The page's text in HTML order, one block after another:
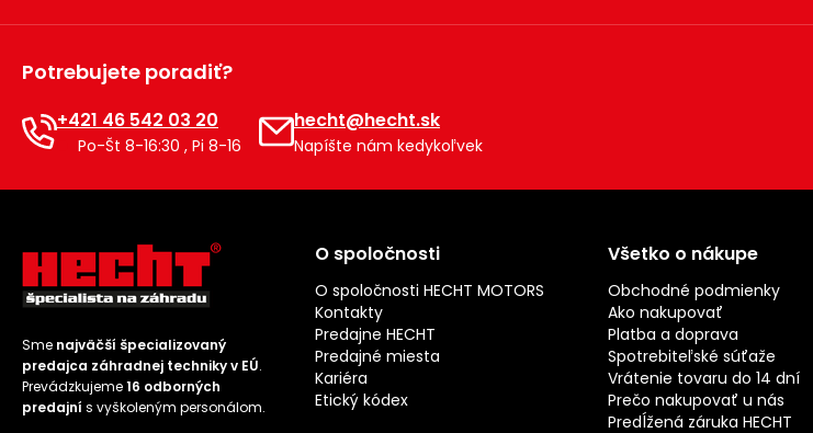
Potrebujete poradiť?
+421 46 542 03 20
Po-Št 8-16:30 , Pi 8-16
hecht@hecht.sk
Napíšte nám kedykoľvek
Sme najväčší špecializovaný
predajca záhradnej techniky v EÚ.
Prevádzkujeme16 odborných
predajní s vyškoleným personálom.
O spoločnosti
O spoločnosti HECHT MOTORS
Kontakty
Predajne HECHT
Predajné miesta
Kariéra
Etický kódex
Všetko o nákupe
Obchodné podmienky
Ako nakupovať
Platba a doprava
Spotrebiteľské súťaže
Vrátenie tovaru do 14 dní
Prečo nakupovať u nás
Predĺžená záruka HECHT